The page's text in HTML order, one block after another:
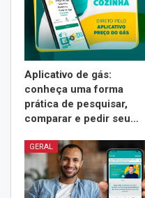
Aplicativo de gás:
conheça uma forma
prática de pesquisar,
comparar e pedir seu…
GERAL